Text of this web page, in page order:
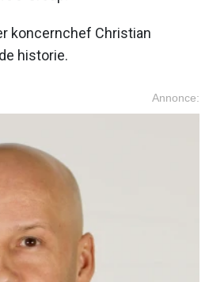
koncernchef Christian
historie.
Annonce: